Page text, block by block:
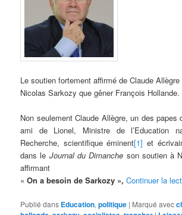
Le soutienfortement affirmé de Claude
Nicolas Sarkozy que gêner François Hollande.
Non seulement Claude Allègre, un des papes
ami de Lionel, Ministre de l’Education
Recherche, scientifique éminent[1] et
dans le Journal du Dimanche son soutien à
affirmant
«On a besoin de Sarkozy », Continuer la
Publié dans Education,politique | Marqué avec